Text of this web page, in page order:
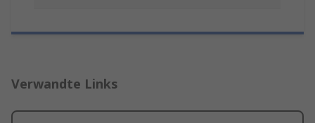
Verwandte Links